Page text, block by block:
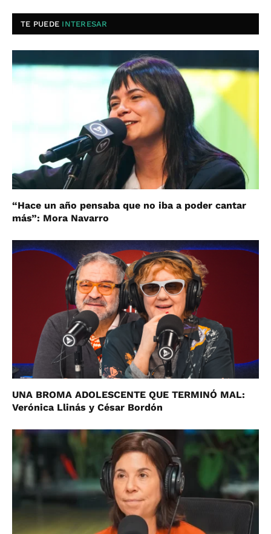
TE PUEDE INTERESAR
“Hace un año pensaba que no iba a poder cantar
más”: Mora Navarro
UNA BROMA ADOLESCENTE QUE TERMINÓ MAL:
Verónica Llinás y César Bordón